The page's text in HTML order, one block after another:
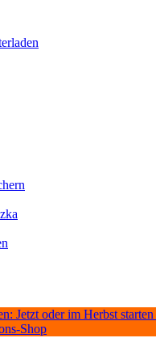
Jetzt oder im Herbst starten
Shop